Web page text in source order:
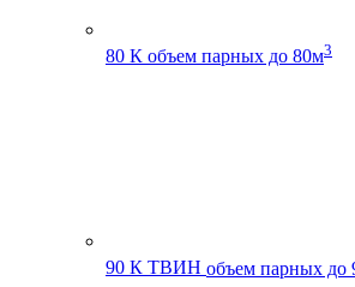
80 К объем парных до 80м3
90 К ТВИН объем парных до